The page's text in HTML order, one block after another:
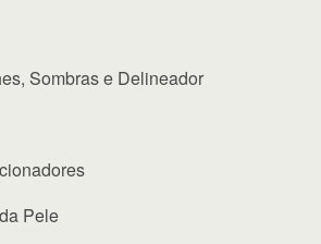
Sombras e Delineador
Pele